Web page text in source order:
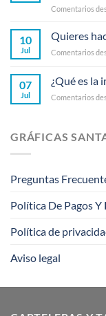
Comentarios
10
Jul
Quieres
Comentarios
07
Jul
¿Qué es la
Comentarios
GRÁFICAS
Preguntas
Política De Pagos Y
Política de
Aviso legal